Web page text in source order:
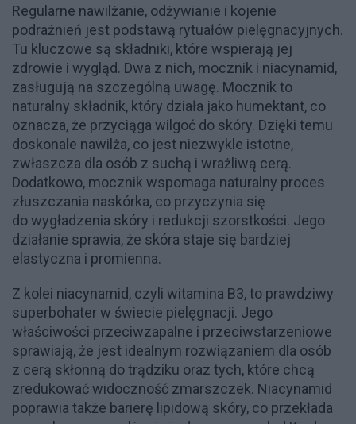
Regularne nawilżanie, odżywianie i kojenie
podrażnień jest podstawą rytuałów pielęgnacyjnych.
Tu kluczowe są składniki, które wspierają jej
zdrowie i wygląd. Dwa z nich, mocznik i niacynamid,
zasługują na szczególną uwagę. Mocznik to
naturalny składnik, który działa jako humektant, co
oznacza, że przyciąga wilgoć do skóry. Dzięki temu
doskonale nawilża, co jest niezwykle istotne,
zwłaszcza dla osób z suchą i wrażliwą cerą.
Dodatkowo, mocznik wspomaga naturalny proces
złuszczania naskórka, co przyczynia się
do wygładzenia skóry i redukcji szorstkości. Jego
działanie sprawia, że skóra staje się bardziej
elastyczna i promienna.
Z kolei niacynamid, czyli witamina B3, to prawdziwy
superbohater w świecie pielęgnacji. Jego
właściwości przeciwzapalne i przeciwstarzeniowe
sprawiają, że jest idealnym rozwiązaniem dla osób
z cerą skłonną do trądziku oraz tych, które chcą
zredukować widoczność zmarszczek. Niacynamid
poprawia także barierę lipidową skóry, co przekłada